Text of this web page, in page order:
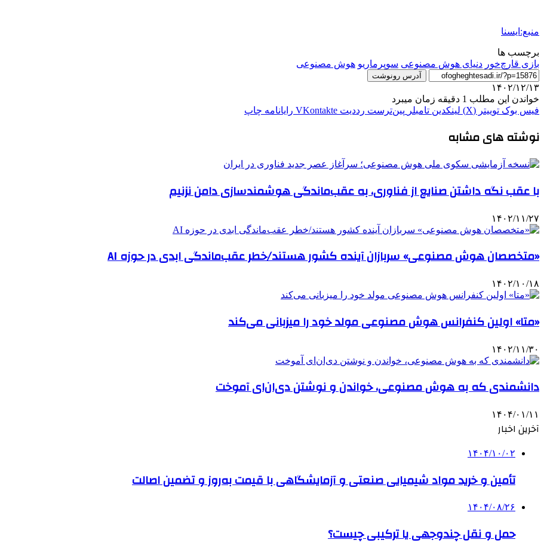
منبع:ایسنا
برچسب ها
بازی قارچ‌خور دنیای هوش مصنوعی سوپرماریو هوش مصنوعی
آدرس رونوشت
۱۴۰۲/۱۲/۱۳
خواندن این مطلب 1 دقیقه زمان میبرد
فیس بوک توییتر (X) لینکدین ‫تامبلر ‫پین‌ترست ‫رددیت ‫VKontakte رایانامه چاپ
نوشته های مشابه
با عقب نگه داشتن صنایع از فناوری، به عقب‌ماندگی هوشمندسازی دامن نزنیم
۱۴۰۲/۱۱/۲۷
«متخصصان هوش مصنوعی» سربازان آینده کشور هستند/خطر عقب‌ماندگی ابدی در حوزه AI
۱۴۰۲/۱۰/۱۸
«متا» اولین کنفرانس هوش مصنوعی مولد خود را میزبانی می‌کند
۱۴۰۲/۱۱/۳۰
دانشمندی که به هوش مصنوعی، خواندن و نوشتن دی‌ان‌ای آموخت
۱۴۰۴/۰۱/۱۱
آخرین اخبار
۱۴۰۴/۱۰/۰۲
تأمین و خرید مواد شیمیایی صنعتی و آزمایشگاهی با قیمت به‌روز و تضمین اصالت
۱۴۰۴/۰۸/۲۶
حمل و نقل چندوجهی یا ترکیبی چیست؟